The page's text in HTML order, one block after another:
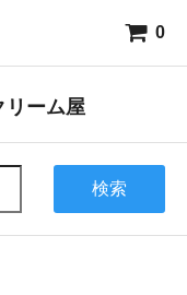
0
ーム屋
検索